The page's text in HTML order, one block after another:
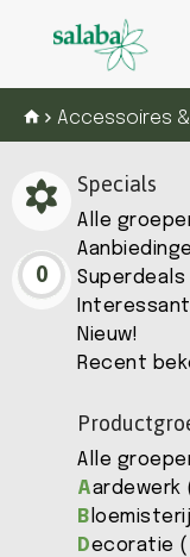
Accessoires
0
Specials
Alle
Superdeals
Interessant
Nieuw!
Recent
Alle
Aardewerk
B
Decoratie